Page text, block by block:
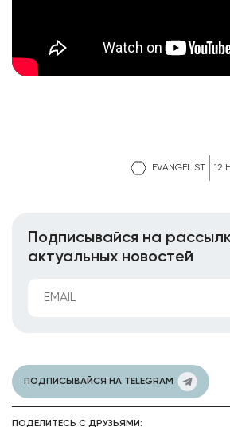
EVANGELIST 12
Подписывайся на
актуальных новостей
ПОДПИСЫВАЙСЯ НА TELEGRAM
ПОДЕЛИТЕСЬ С ДРУЗЬЯМИ: